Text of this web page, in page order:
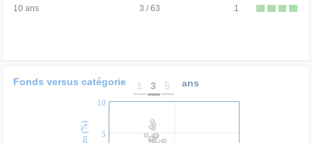
10 ans
3 / 63 1
Fonds versus catégorie 1 3 5 ans
5
10